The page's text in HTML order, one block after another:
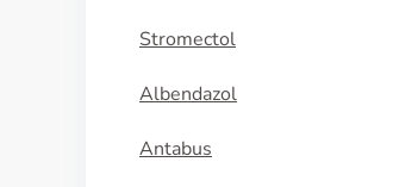
Stromectol
Albendazol
Antabus